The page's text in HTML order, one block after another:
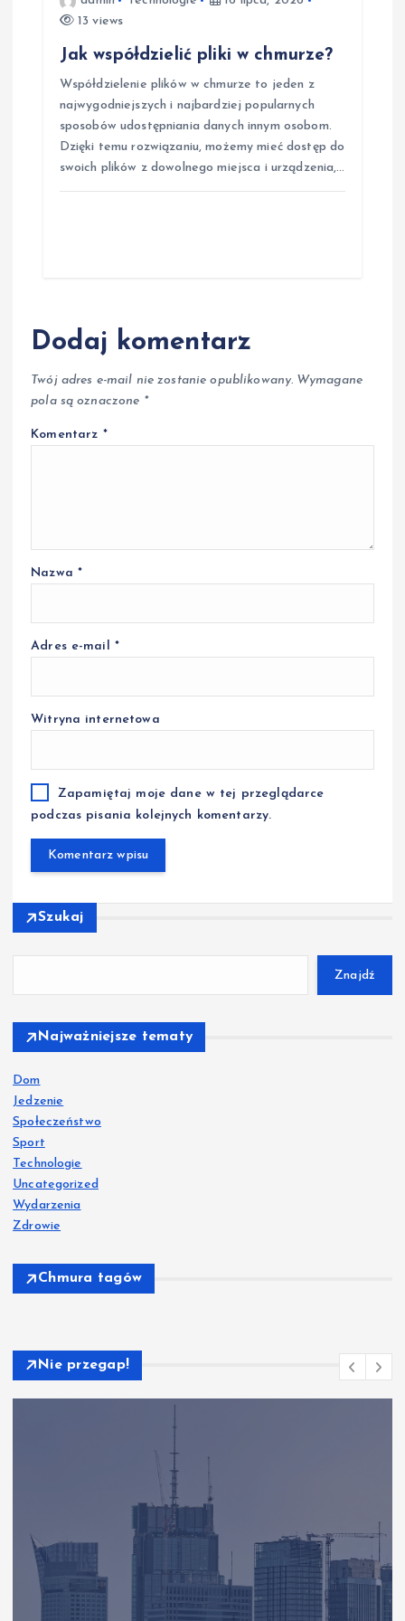
13 views
Jak współdzielić pliki w chmurze?
Współdzielenie plików w chmurze to jeden z
najwygodniejszych i najbardziej popularnych
sposobów udostępniania danych innym osobom.
Dzięki temu rozwiązaniu, możemy mieć dostęp do
swoich plików z dowolnego miejsca i urządzenia,…
Dodaj komentarz
Twój adres e-mail nie zostanie opublikowany. Wymagane
pola są oznaczone *
Komentarz *
Nazwa *
Adres e-mail *
Witryna internetowa
Zapamiętaj moje dane w tej przeglądarce
podczas pisania kolejnych komentarzy.
Szukaj
Znajdź
Najważniejsze tematy
Dom
Jedzenie
Społeczeństwo
Sport
Technologie
Uncategorized
Wydarzenia
Zdrowie
Chmura tagów
Nie przegap!